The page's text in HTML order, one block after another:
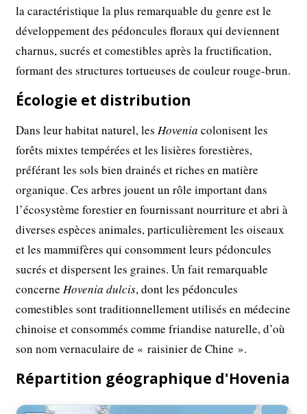
la caractéristique la plus remarquable du genre est le
développement des pédoncules floraux qui deviennent
charnus, sucrés et comestibles après la fructification,
formant des structures tortueuses de couleur rouge-brun.
Écologie et distribution
Dans leur habitat naturel, lesHovenia colonisent les
forêts mixtes tempérées et les lisières forestières,
préférant les sols bien drainés et riches en matière
organique. Ces arbres jouent un rôle important dans
l’écosystème forestier en fournissant nourriture et abri à
diverses espèces animales, particulièrement les oiseaux
et les mammifères qui consomment leurs pédoncules
sucrés et dispersent les graines. Un fait remarquable
concerneHovenia dulcis, dont les pédoncules
comestibles sont traditionnellement utilisés en médecine
chinoise et consommés comme friandise naturelle, d’où
son nom vernaculaire de « raisinier de Chine ».
Répartition géographique d'Hovenia